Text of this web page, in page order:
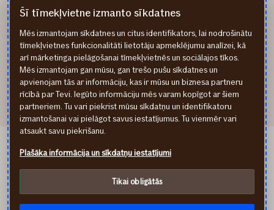
Medijiem
Ilgtspēja
Sūtīt e-pastu: info@if.lv
If Apdrošināšanas
izplatītāji
Pirmslīguma informācija
Rekvizīti
If Kindlustus EE
Privātuma noteikumi
Cookies
Piekļūstamības paziņojums
Šī tīmekļvietne izmanto sīkdatnes
Mēs izmantojam sīkdatnes un citus identifikators, lai nodrošinātu
tīmekļvietnes funkcionalitāti lietotāju apmeklējumu analīzei, kā
arī mārketinga pielāgošanai tīmekļvietnēs un sociālajos tīkos.
Mēs izmantojam gan mūsu, gan trešo pušu sīkdatnes un
apvienojam tās ar informāciju, kas ir mūsu un biznesa partneru
rīcībā par Tevi. Iegūto informāciju mēs varam kopīgot ar šiem
partneriem. Tu vari piekrist mūsu sīkdatņu un identifikatoru
izmantošanai vai pielāgot savus iestatījumus. Tu vienmēr vari
atsaukt savu piekrišanu.
Plašāka informācija un sīkdatņu iestatījumi
Tikai obligātās